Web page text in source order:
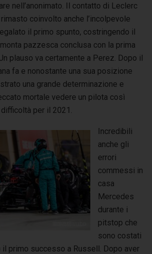
nell’anonimato. Il contatto di Leclerc
coinvolto anche l’incolpevole
il primo spunto, costringendo il
pazzesca conclusa con la prima
plauso va certamente a Perez. Dopo il
fa e nonostante una sua posizione
una grande determinazione e
mortale vedere un pilota così
per il 2021.
Incredibili
anche gli
errori
commessi in
casa
Mercedes
durante i
pitstop che
sono costati
il primo successo a Russell. Dopo aver